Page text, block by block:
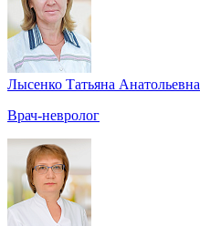
Лысенко Татьяна Анатольевна
Врач-невролог